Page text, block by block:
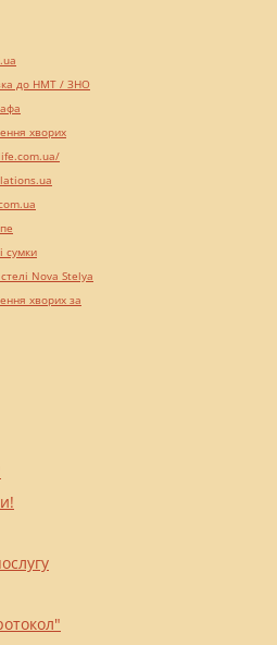
до НМТ / ЗНО
хворих
сумки
Nova Stelya
хворих за